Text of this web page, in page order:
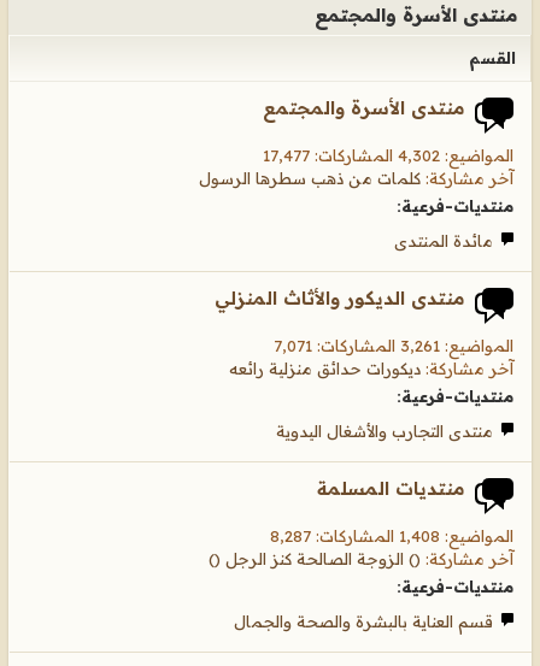
منتدى الأسرة والمجتمع
القسم
منتدى الأسرة والمجتمع
المواضيع: 4,302 المشاركات: 17,477
آخر مشاركة: كلمات من ذهب سطرها الرسول
منتديات-فرعية:
مائدة المنتدى
منتدى الديكور والأثاث المنزلي
المواضيع: 3,261 المشاركات: 7,071
آخر مشاركة: ديكورات حدائق منزلية رائعه
منتديات-فرعية:
منتدى التجارب والأشغال اليدوية
منتديات المسلمة
المواضيع: 1,408 المشاركات: 8,287
آخر مشاركة: () الزوجة الصالحة كنز الرجل ()
منتديات-فرعية:
قسم العناية بالبشرة والصحة والجمال